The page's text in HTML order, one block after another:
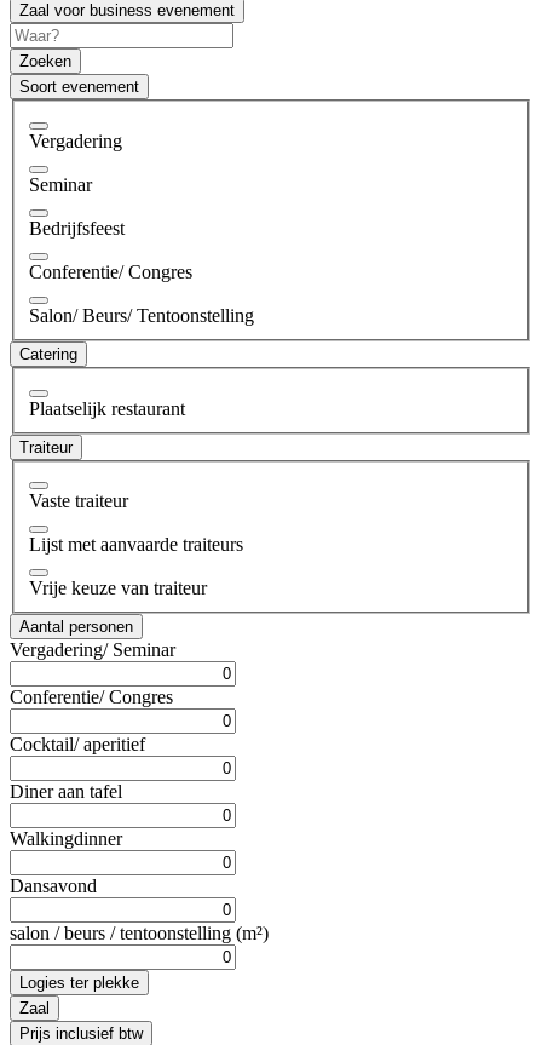
Zaal voor business evenement
Zoeken
Soort evenement
Vergadering
Seminar
Bedrijfsfeest
Conferentie/ Congres
Salon/ Beurs/ Tentoonstelling
Catering
Plaatselijk restaurant
Traiteur
Vaste traiteur
Lijst met aanvaarde traiteurs
Vrije keuze van traiteur
Aantal personen
Vergadering/ Seminar
Conferentie/ Congres
Cocktail/ aperitief
Diner aan tafel
Walkingdinner
Dansavond
salon / beurs / tentoonstelling (m²)
Logies ter plekke
Zaal
Prijs inclusief btw